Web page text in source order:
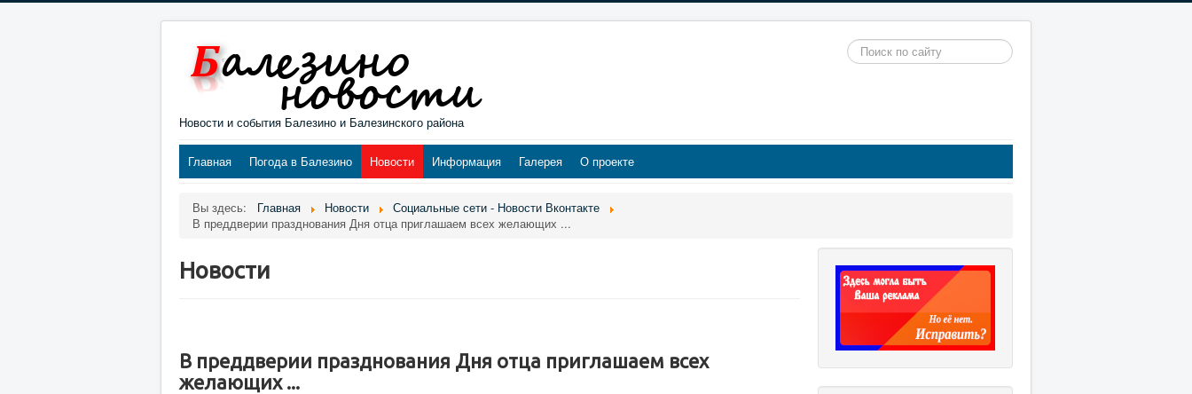
Новости и события Балезино и Балезинского района
Искать...
Главная Погода в Балезино Новости Информация Галерея О проекте
Вы здесь: Главная Новости
Социальные сети - Новости Вконтакте
В преддверии празднования Дня отца приглашаем всех желающих ...
Новости
В преддверии празднования Дня отца приглашаем всех
желающих ...